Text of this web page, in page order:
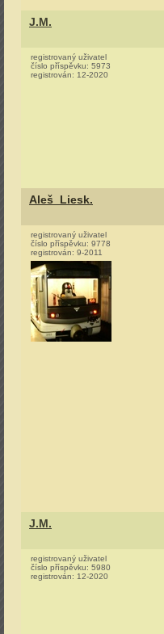
J.M.
registrovaný uživatel
číslo příspěvku: 5973
registrován: 12-2020
Aleš_Liesk.
registrovaný uživatel
číslo příspěvku: 9778
registrován: 9-2011
J.M.
registrovaný uživatel
číslo příspěvku: 5980
registrován: 12-2020